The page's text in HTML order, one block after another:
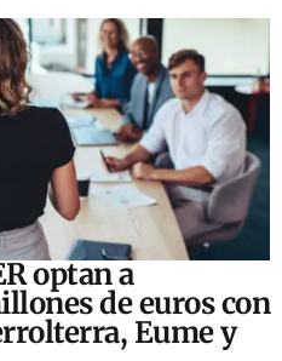
optan a
de euros con
Eume y